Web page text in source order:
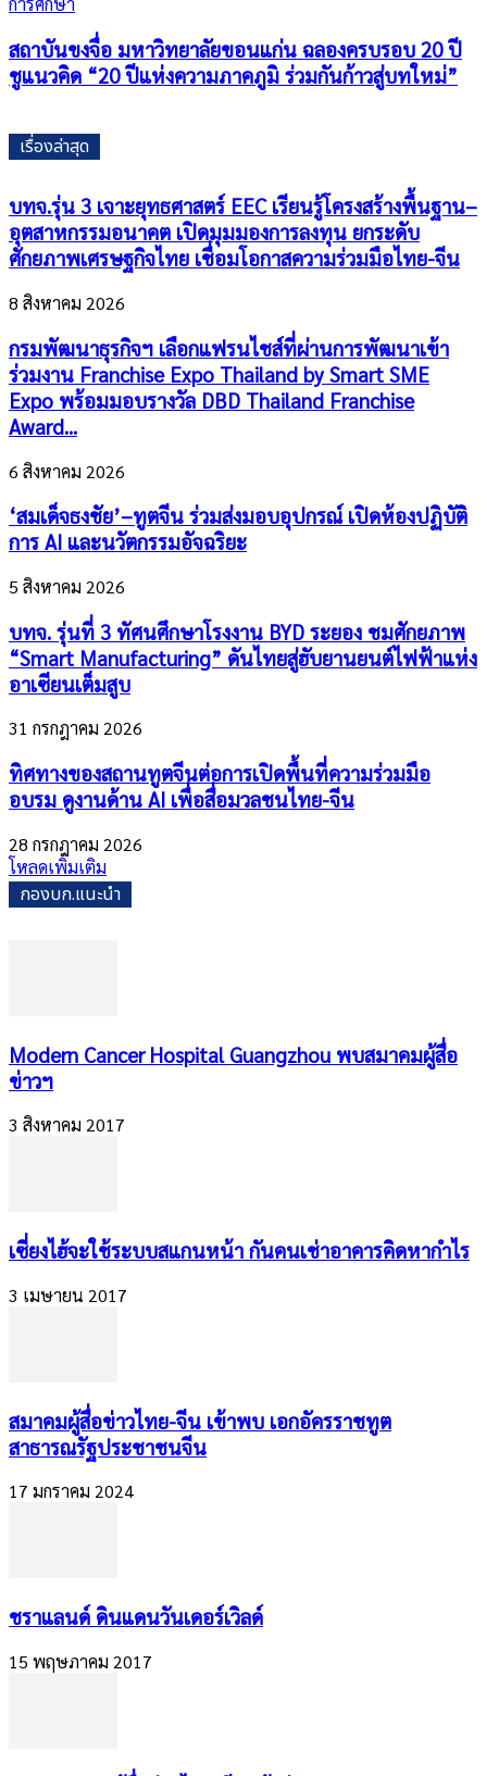
สถาบันขงจื่อ มหาวิทยาลัยขอนแก่น ฉลองครบรอบ 20 ปี
ชูแนวคิด “20 ปีแห่งความภาคภูมิ ร่วมกันก้าวสู่บทใหม่”
เรื่องล่าสุด
บทจ.รุ่น 3 เจาะยุทธศาสตร์ EEC เรียนรู้โครงสร้างพื้นฐาน–
อุตสาหกรรมอนาคต เปิดมุมมองการลงทุน ยกระดับ
ศักยภาพเศรษฐกิจไทย เชื่อมโอกาสความร่วมมือไทย-จีน
8 สิงหาคม 2026
กรมพัฒนาธุรกิจฯ เลือกแฟรนไชส์ที่ผ่านการพัฒนาเข้า
ร่วมงาน Franchise Expo Thailand by Smart SME
Expo พร้อมมอบรางวัล DBD Thailand Franchise
Award...
6 สิงหาคม 2026
‘สมเด็จธงชัย’–ทูตจีน ร่วมส่งมอบอุปกรณ์ เปิดห้องปฏิบัติ
การ AI และนวัตกรรมอัจฉริยะ
5 สิงหาคม 2026
บทจ. รุ่นที่ 3 ทัศนศึกษาโรงงาน BYD ระยอง ชมศักยภาพ
“Smart Manufacturing” ดันไทยสู่ฮับยานยนต์ไฟฟ้าแห่ง
อาเซียนเต็มสูบ
31 กรกฎาคม 2026
ทิศทางของสถานทูตจีนต่อการเปิดพื้นที่ความร่วมมือ
อบรม ดูงานด้าน AI เพื่อสื่อมวลชนไทย-จีน
28 กรกฎาคม 2026
โหลดเพิ่มเติม
กองบก.แนะนำ
Modern Cancer Hospital Guangzhou พบสมาคมผู้สื่อ
ข่าวฯ
3 สิงหาคม 2017
​เซี่ยงไฮ้จะใช้ระบบสแกนหน้า กันคนเช่าอาคารคิดหากำไร
3 เมษายน 2017
สมาคมผู้สื่อข่าวไทย-จีน เข้าพบ เอกอัครราชทูต
สาธารณรัฐประชาชนจีน
17 มกราคม 2024
ชราแลนด์ ดินแดนวันเดอร์เวิลด์
15 พฤษภาคม 2017